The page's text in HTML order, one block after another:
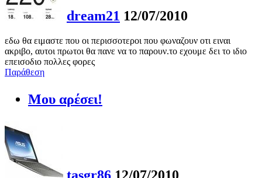
dream21 12/07/2010
εδω θα ειμαστε που οι περισσοτεροι που φωναζουν οτι ειναι
ακριβο, αυτοι πρωτοι θα πανε να το παρουν.το εχουμε δει το ιδιο
επεισοδιο πολλες φορες
Παράθεση
Μου αρέσει!
tasgr86 12/07/2010